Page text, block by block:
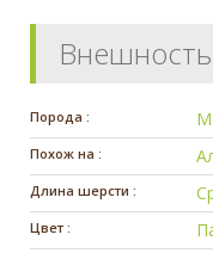
Порода :
Похож на :
Длина шерсти :
Цвет :